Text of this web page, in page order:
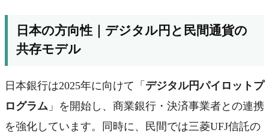
日本の方向性｜デジタル円と民間通貨の
共存モデル
日本銀行は2025年に向けて「 デジタル円パイロットプ
ログラム 」を開始し、商業銀行・決済事業者との連携
を強化しています。同時に、民間では三菱UFJ信託の